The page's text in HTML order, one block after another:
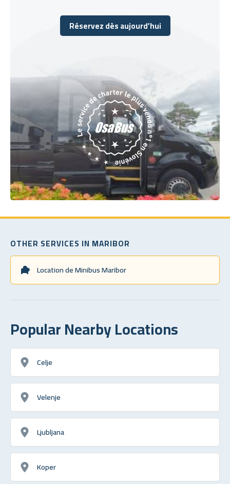
Réservez dès aujourd’hui
Réservez dès aujourd’hui
OTHER SERVICES IN MARIBOR
Location de Minibus Maribor
Popular Nearby Locations
Celje
Velenje
Ljubljana
Koper